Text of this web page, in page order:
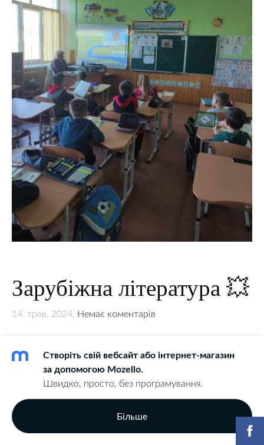
Зарубіжна література 💥
14. трав. 2024, Немає коментарів
« Щастя ніколи не поставить людину на таку висоту, на
якій би вона не мала потреби в друзях.»
Сенека.
Створіть свій вебсайт або інтернет-магазин
за допомогою Mozello.
Швидко, просто, без програмування.
Більше